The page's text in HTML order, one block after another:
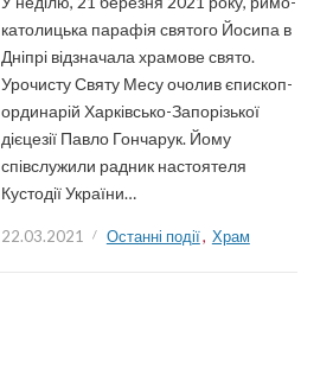
католицька парафія святого Йосипа в
Дніпрі відзначала храмове свято.
Урочисту Святу Месу очолив єпископ-
ординарій Харківсько-Запорізької
дієцезії Павло Гончарук. Йому
співслужили радник настоятеля
Кустодії України…
22.03.2021 Останні події, Храм